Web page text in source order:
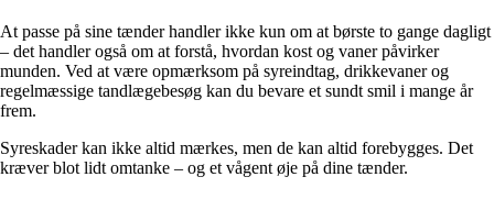
At passe på sine tænder handler ikke kun om at børste to gange dagligt
– det handler også om at forstå, hvordan kost og vaner påvirker
munden. Ved at være opmærksom på syreindtag, drikkevaner og
regelmæssige tandlægebesøg kan du bevare et sundt smil i mange år
frem.
Syreskader kan ikke altid mærkes, men de kan altid forebygges. Det
kræver blot lidt omtanke – og et vågent øje på dine tænder.